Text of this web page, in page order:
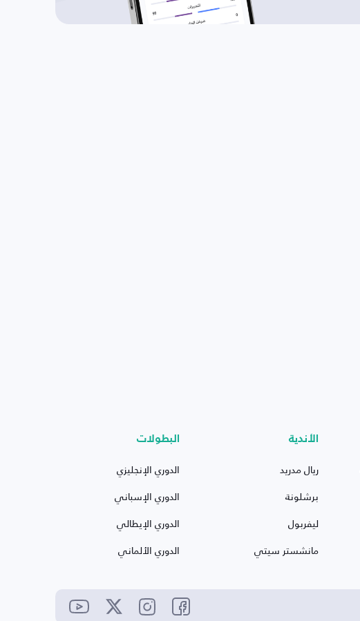
الأندية
ريال مدريد
برشلونة
ليفربول
مانشستر سيتي
البطولات
الدوري الإنجليزي
الدوري الإسباني
الدوري الإيطالي
الدوري الألماني